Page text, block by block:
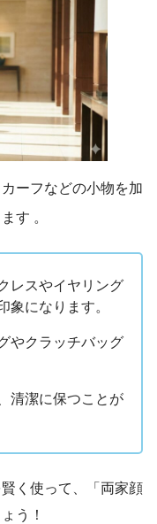
ーフなどの小物を加
す 。
レスやイヤリング
象になります。
やクラッチバッグ
清潔に保つことが
く使って、「両家顔
う！